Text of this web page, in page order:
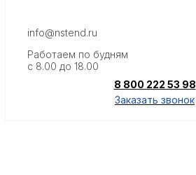
info@nstend.ru
Работаем по будням
с 8.00 до 18.00
8 800 222 53 98
Заказать звонок